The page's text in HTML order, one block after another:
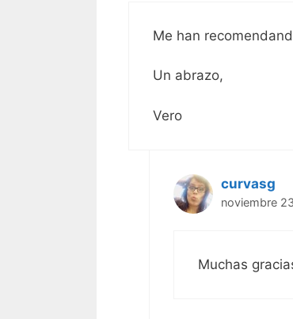
Me han
Un abrazo,
Vero
curvasg
noviembre
Muchas